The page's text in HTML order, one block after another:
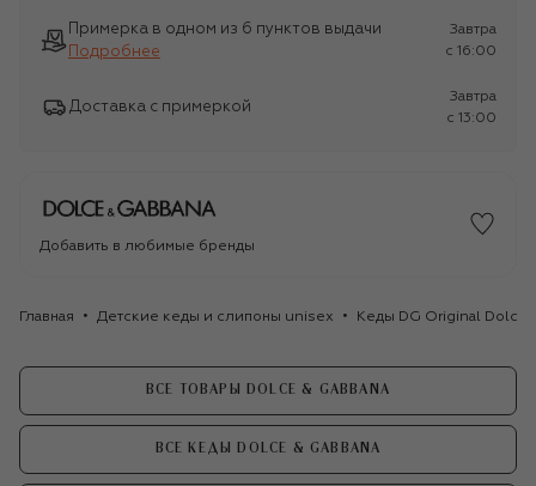
Примерка в одном из 6 пунктов выдачи
Подробнее
Завтра
c 16:00
Доставка с примеркой
Завтра
c 13:00
Добавить в любимые бренды
Главная Детские кеды и слипоны unisex Кеды DG Original Dolce
ВСЕ ТОВАРЫ DOLCE & GABBANA
ВСЕ КЕДЫ DOLCE & GABBANA